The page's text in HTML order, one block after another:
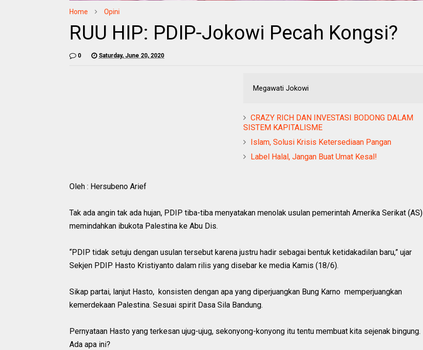
Home Opini
RUU HIP: PDIP-Jokowi Pecah Kongsi?
0 Saturday, June 20, 2020
Megawati Jokowi
CRAZY RICH DAN INVESTASI BODONG DALAM
SISTEM KAPITALISME
Islam, Solusi Krisis Ketersediaan Pangan
Label Halal, Jangan Buat Umat Kesal!
Oleh : Hersubeno Arief
Tak ada angin tak ada hujan, PDIP tiba-tiba menyatakan menolak usulan pemerintah Amerika Serikat (AS)
memindahkan ibukota Palestina ke Abu Dis.
“PDIP tidak setuju dengan usulan tersebut karena justru hadir sebagai bentuk ketidakadilan baru,” ujar
Sekjen PDIP Hasto Kristiyanto dalam rilis yang disebar ke media Kamis (18/6).
Sikap partai, lanjut Hasto, konsisten dengan apa yang diperjuangkan Bung Karno memperjuangkan
kemerdekaan Palestina. Sesuai spirit Dasa Sila Bandung.
Pernyataan Hasto yang terkesan ujug-ujug, sekonyong-konyong itu tentu membuat kita sejenak bingung.
Ada apa ini?